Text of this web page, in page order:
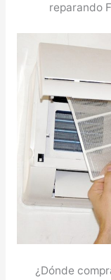
reparando
¿Dónde